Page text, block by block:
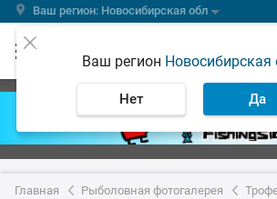
Ваш регион: Новосибирская обл
Ваш регион Новосибирская
Нет Да
Главная Рыболовная фотогалерея